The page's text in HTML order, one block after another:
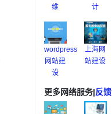
维
计
wordpress
网站建
设
上海网
站建设
更多网络服务|反馈